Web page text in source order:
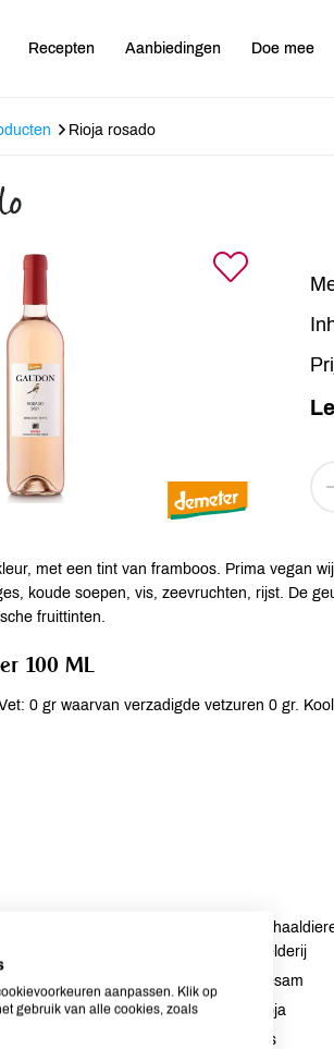
Recepten Aanbiedingen Doe mee
Rioja rosado
met een tint van framboos. Prima vegan
koude soepen, vis, zeevruchten, rijst. De
fruittinten.
100 ML
0 gr waarvan verzadigde vetzuren 0 gr.
aanwezig
aanwezig
aanwezig
Selderij
Sesam
Soja
Vis
aanpassen. Klik op
gebruik van alle cookies, zoals